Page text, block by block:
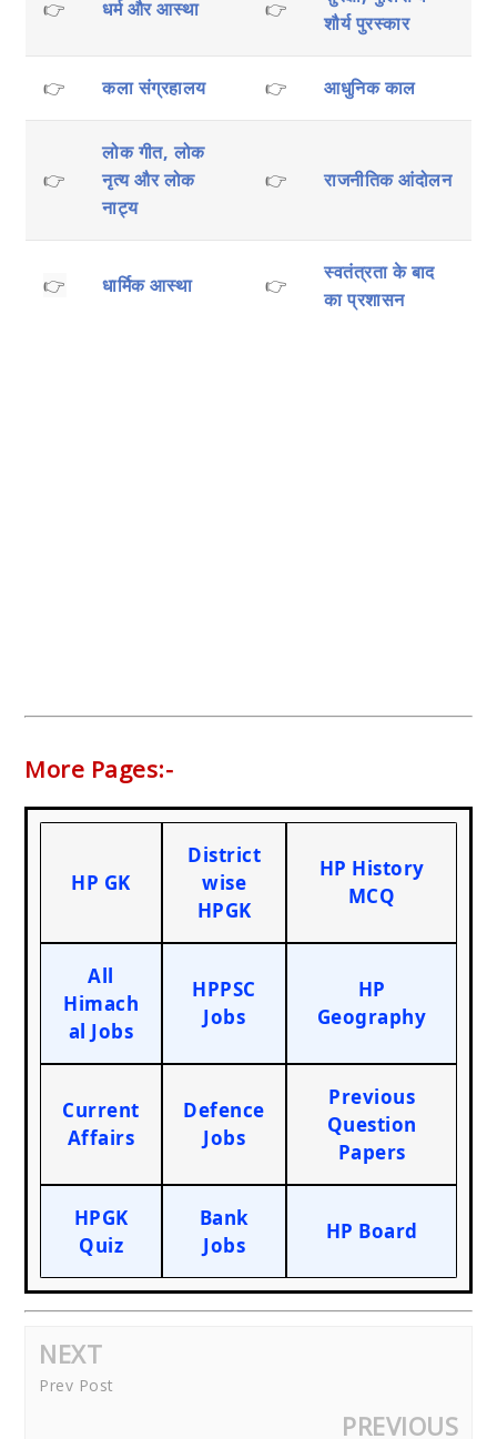
👉 धर्म और आस्था 👉
शौर्य पुरस्कार
👉 कला संग्रहालय 👉 आधुनिक काल
👉
लोक गीत, लोक
नृत्य और लोक
नाट्य
👉 राजनीतिक आंदोलन
👉 धार्मिक आस्था 👉
स्वतंत्रता के बाद
का प्रशासन
More Pages:-
HP GK
District
wise
HPGK
HP History
MCQ
All
Himach
al Jobs
HPPSC
Jobs
HP
Geography
Current
Affairs
Defence
Jobs
Previous
Question
Papers
HPGK
Quiz
Bank
Jobs
HP Board
NEXT
Prev Post
PREVIOUS